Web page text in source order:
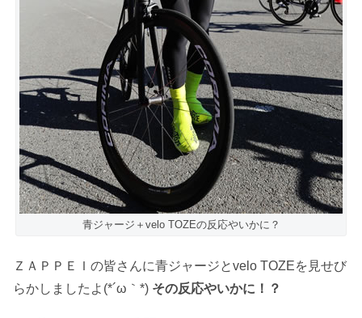
青ジャージ＋velo TOZEの反応やいかに？
ＺＡＰＰＥＩの皆さんに青ジャージとvelo TOZEを見せび
らかしましたよ(*´ω｀*) その反応やいかに！？